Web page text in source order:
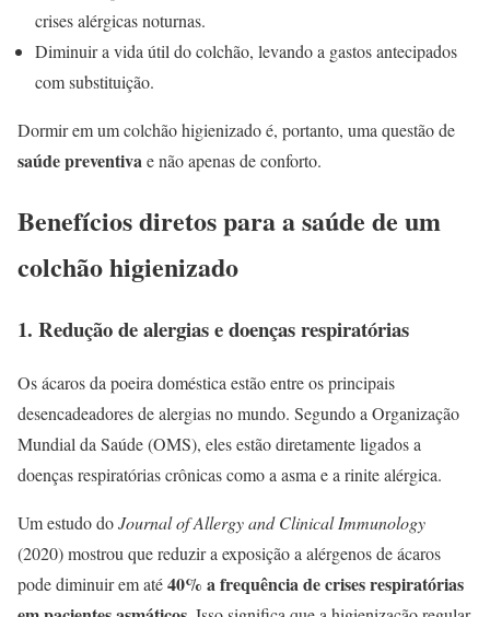
crises alérgicas noturnas.
Diminuir a vida útil do colchão, levando a gastos antecipados
com substituição.
Dormir em um colchão higienizado é, portanto, uma questão de
saúde preventivae não apenas de conforto.
Benefícios diretos para a saúde de um
colchão higienizado
1. Redução de alergias e doenças respiratórias
Os ácaros da poeira doméstica estão entre os principais
desencadeadores de alergias no mundo. Segundo a Organização
Mundial da Saúde (OMS), eles estão diretamente ligados a
doenças respiratórias crônicas como a asma e a rinite alérgica.
Um estudo doJournal of Allergy and Clinical Immunology
(2020) mostrou que reduzir a exposição a alérgenos de ácaros
pode diminuir em até40% a frequência de crises respiratórias